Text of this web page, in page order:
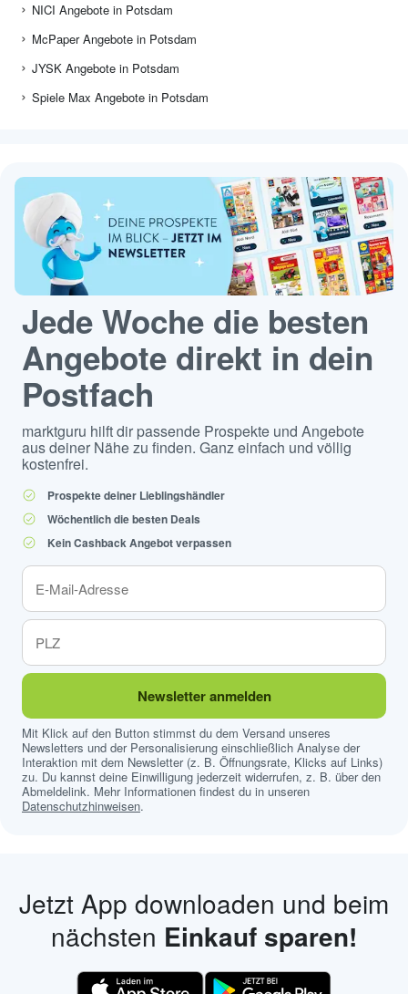
NICI Angebote in Potsdam
McPaper Angebote in Potsdam
JYSK Angebote in Potsdam
Spiele Max Angebote in Potsdam
Jede Woche die besten
Angebote direkt in dein
Postfach
marktguru hilft dir passende Prospekte und Angebote
aus deiner Nähe zu finden. Ganz einfach und völlig
kostenfrei.
Prospekte deiner Lieblingshändler
Wöchentlich die besten Deals
Kein Cashback Angebot verpassen
Newsletter anmelden
Mit Klick auf den Button stimmst du dem Versand unseres
Newsletters und der Personalisierung einschließlich Analyse der
Interaktion mit dem Newsletter (z. B. Öffnungsrate, Klicks auf Links)
zu. Du kannst deine Einwilligung jederzeit widerrufen, z. B. über den
Abmeldelink. Mehr Informationen findest du in unseren
Datenschutzhinweisen.
Jetzt App downloaden und beim
nächsten Einkauf sparen!